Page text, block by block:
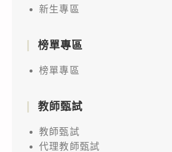
新生專區
榜單專區
榜單專區
教師甄試
教師甄試
代理教師甄試